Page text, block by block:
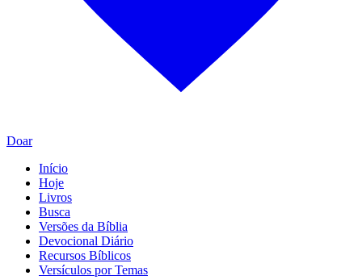
Doar
Início
Hoje
Livros
Busca
Versões da Bíblia
Devocional Diário
Recursos Bíblicos
Versículos por Temas